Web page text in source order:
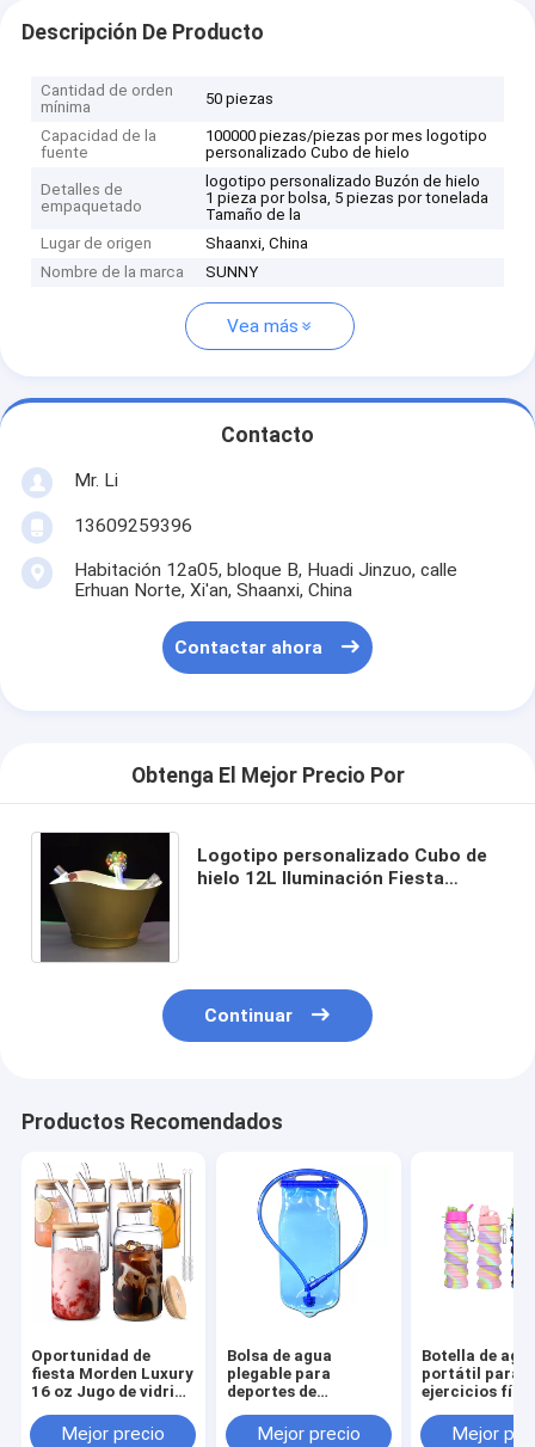
Descripción De Producto
Cantidad de orden
mínima
50 piezas
Capacidad de la
fuente
100000 piezas/piezas por mes logotipo
personalizado Cubo de hielo
Detalles de
empaquetado
logotipo personalizado Buzón de hielo
1 pieza por bolsa, 5 piezas por tonelada
Tamaño de la
Lugar de origen
Shaanxi, China
Nombre de la marca
SUNNY
Vea más
Contacto
Mr. Li
13609259396
Habitación 12a05, bloque B, Huadi Jinzuo, calle
Erhuan Norte, Xi'an, Shaanxi, China
Contactar ahora
Obtenga El Mejor Precio Por
Logotipo personalizado Cubo de
hielo 12L Iluminación Fiesta
Continuar
Productos Recomendados
Oportunidad de
fiesta Morden Luxury
16 oz Jugo de vidrio
tapa de bambú y paja
Mejor precio
Bolsa de agua
plegable para
deportes de
Durable y sin BPA
Mejor precio
Botella de
portátil para
ejercicios
Camuflaje
Mejor